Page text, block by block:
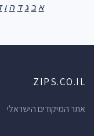
א ב ג ד ה ו ז
ZIPS.CO.IL
אתר המיקודים הישראלי